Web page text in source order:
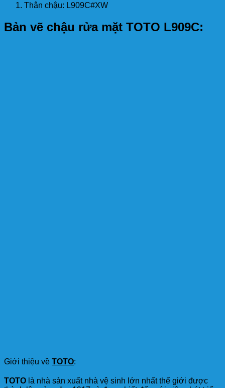
Thân chậu: L909C#XW
Bản vẽ chậu rửa mặt TOTO L909C:
Giới thiệu về TOTO:
TOTO là nhà sản xuất nhà vệ sinh lớn nhất thế giới được